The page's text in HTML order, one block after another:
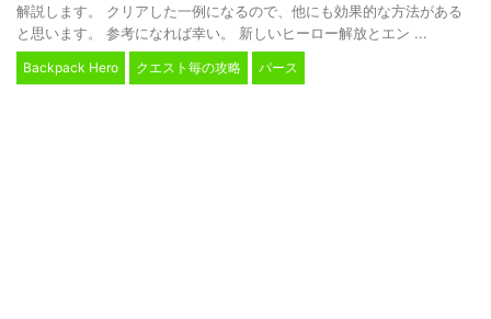
解説します。 クリアした一例になるので、他にも効果的な方法がある
と思います。 参考になれば幸い。 新しいヒーロー解放とエン ...
Backpack Hero クエスト毎の攻略 パース